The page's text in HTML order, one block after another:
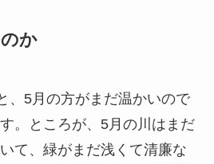
か
、5月の方がまだ温かいので
。ところが、5月の川はまだ
て、緑がまだ浅くて清廉な